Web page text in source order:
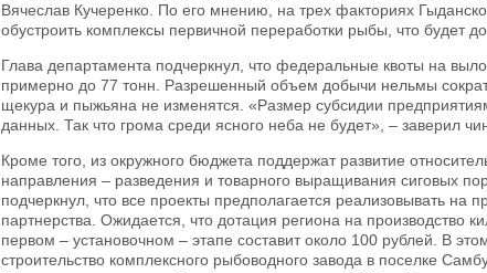
Вячеслав Кучеренко. По его мнению, на трех факториях
обустроить комплексы первичной переработки рыбы, что будет
Глава департамента подчеркнул, что федеральные квоты на
примерно до 77 тонн. Разрешенный объем добычи нельмы
щекура и пыжьяна не изменятся. «Размер субсидии
данных. Так что грома среди ясного неба не будет», – заверил
Кроме того, из окружного бюджета поддержат развитие
направления – разведения и товарного выращивания сиговых
подчеркнул, что все проекты предполагается реализовывать на
партнерства. Ожидается, что дотация региона на производство
первом – установочном – этапе составит около 100 рублей. В
строительство комплексного рыбоводного завода в поселке